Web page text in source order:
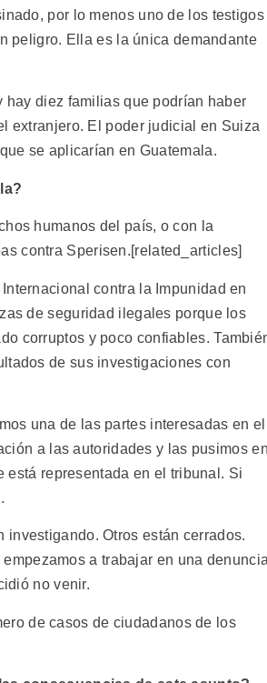
por lo menos uno de los testigos
peligro. Ella es la única demandante
diez familias que podrían haber
extranjero. El poder judicial en Suiza
se aplicarían en Guatemala.
humanos del país, o con la
contra Sperisen.[related_articles]
contra la Impunidad en
de seguridad ilegales porque los
corruptos y poco confiables.
de sus investigaciones con
una de las partes interesadas en el
a las autoridades y las pusimos
representada en el tribunal. Si
investigando. Otros están cerrados.
a trabajar en una
no venir.
de casos de ciudadanos de los